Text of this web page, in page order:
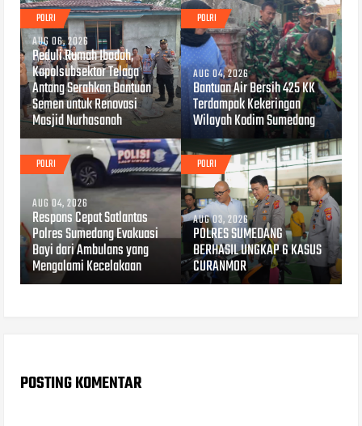
POLRI
AUG 06, 2026
Peduli Rumah Ibadah,
Kapolsubsektor Telaga
Antang Serahkan Bantuan
Semen untuk Renovasi
Masjid Nurhasanah
POLRI
AUG 04, 2026
Bantuan Air Bersih 425 KK
Terdampak Kekeringan
Wilayah Kodim Sumedang
POLRI
AUG 04, 2026
Respons Cepat Satlantas
Polres Sumedang Evakuasi
Bayi dari Ambulans yang
Mengalami Kecelakaan
POLRI
AUG 03, 2026
POLRES SUMEDANG
BERHASIL UNGKAP 6 KASUS
CURANMOR
POSTING KOMENTAR